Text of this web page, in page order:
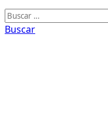
Buscar:
Buscar